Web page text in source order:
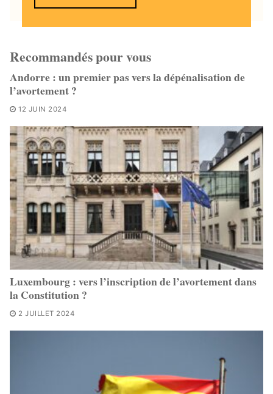
Recommandés pour vous
Andorre : un premier pas vers la dépénalisation de
l’avortement ?
12 JUIN 2024
Luxembourg : vers l’inscription de l’avortement dans
la Constitution ?
2 JUILLET 2024